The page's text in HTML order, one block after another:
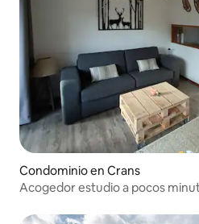
Condominio en Crans
Acogedor estudio a pocos